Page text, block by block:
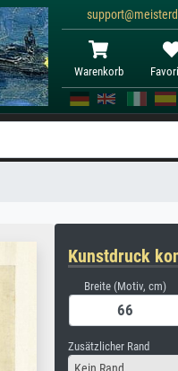
Warenkorb
Kunstdruck
Breite (Motiv, cm)
Zusätzlicher Rand
Kein Rand